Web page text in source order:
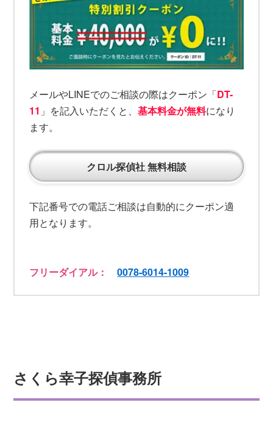
メールやLINEでのご相談の際はクーポン「DT-
11 」を記入いただくと、基本料金が無料になり
ます。
クロル探偵社 無料相談
下記番号での電話ご相談は自動的にクーポン適
用となります。
フリーダイアル：0078-6014-1009
さくら幸子探偵事務所